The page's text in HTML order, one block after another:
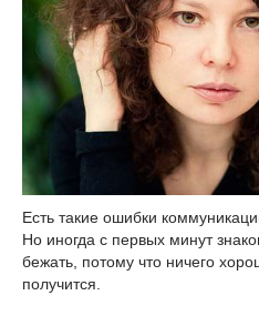
Есть такие ошибки
Но иногда с первых минут
бежать, потому что ничего
получится.